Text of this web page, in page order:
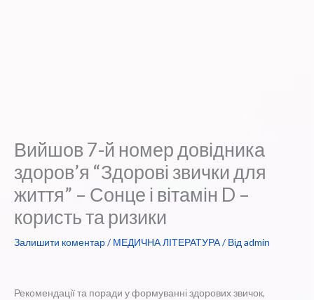
Вийшов 7-й номер довідника
здоров’я “Здорові звички для
життя” – Сонце і вітамін D –
користь та ризики
Залишити коментар/ МЕДИЧНА ЛІТЕРАТУРА/ Відadmin
Рекомендації та поради у формуванні здорових звичок,